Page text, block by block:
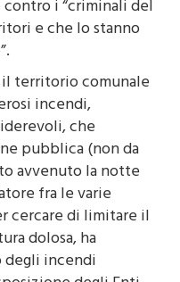
i “criminali del
e che lo stanno
territorio comunale
incendi,
che
pubblica (non da
avvenuto la notte
fra le varie
cercare di limitare il
dolosa, ha
incendi